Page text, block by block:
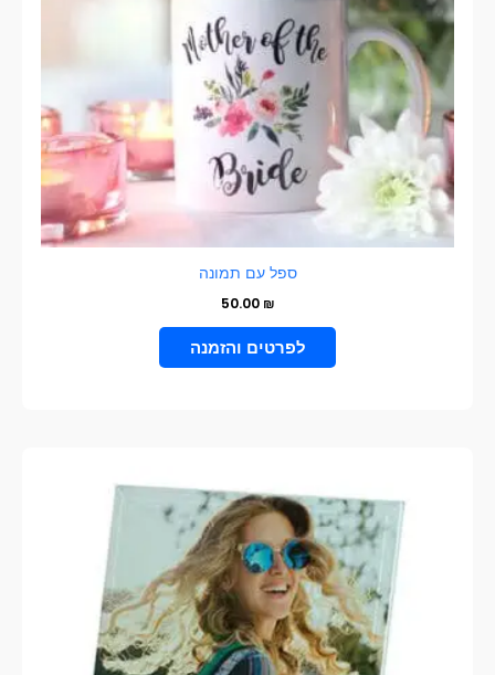
ספל עם תמונה
50.00 ₪
הוספה לסל
⁦50.00 ₪⁩
עד
זה
מספר
ניתן
לבחור
את